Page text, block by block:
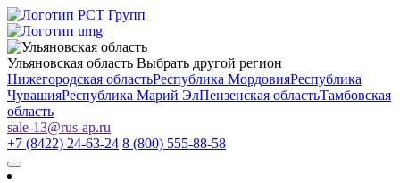
Ульяновская область Выбрать другой регион
Нижегородская областьРеспублика МордовияРеспублика
ЧувашияРеспублика Марий ЭлПензенская областьТамбовская
область
sale-13@rus-ap.ru
+7 (8422) 24-63-24 8 (800) 555-88-58